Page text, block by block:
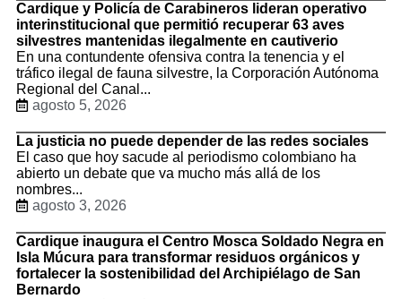
Cardique y Policía de Carabineros lideran operativo
interinstitucional que permitió recuperar 63 aves
silvestres mantenidas ilegalmente en cautiverio
En una contundente ofensiva contra la tenencia y el
tráfico ilegal de fauna silvestre, la Corporación Autónoma
Regional del Canal...
agosto 5, 2026
La justicia no puede depender de las redes sociales
El caso que hoy sacude al periodismo colombiano ha
abierto un debate que va mucho más allá de los
nombres...
agosto 3, 2026
Cardique inaugura el Centro Mosca Soldado Negra en
Isla Múcura para transformar residuos orgánicos y
fortalecer la sostenibilidad del Archipiélago de San
Bernardo